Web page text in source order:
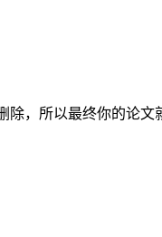
，所以最终你的论